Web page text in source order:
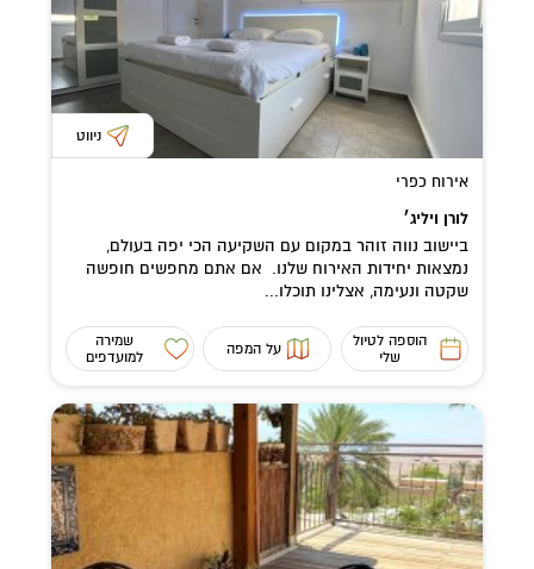
ניווט
אירוח כפרי
לורן ויליג׳
ביישוב נווה זוהר במקום עם השקיעה הכי יפה בעולם,
נמצאות יחידות האירוח שלנו. אם אתם מחפשים חופשה
שקטה ונעימה, אצלינו תוכלו...
הוספה לטיול
שלי
על המפה
שמירה
למועדפים